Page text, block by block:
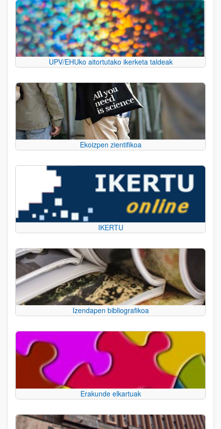
UPV/EHUko aitortutako ikerketa taldeak
Ekoizpen zientifikoa
IKERTU
Izendapen bibliografikoa
Erakunde elkartuak